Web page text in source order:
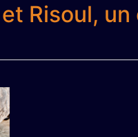
Risoul,